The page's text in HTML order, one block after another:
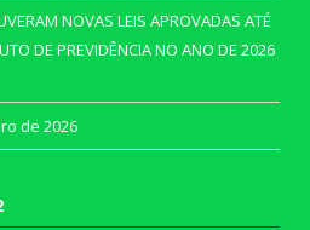
NOVAS LEIS APROVADAS ATÉ
DE PREVIDÊNCIA NO ANO DE 2026
de 2026